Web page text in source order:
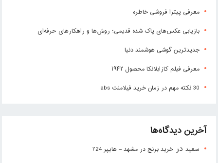
معرفی پیتزا فروشی خاطره
بازیابی عکس‌های پاک شده قدیمی؛ روش‌ها و راهکارهای حرفه‌ای
جدیدترین گوشی هوشمند دنیا
معرفی فیلم کازابلانکا محصول ۱۹۴۲
30 نکته مهم در زمان خرید فیلامنت abs
آخرین دیدگاه‌ها
سعید درخرید برنج در مشهد – هایپر 724